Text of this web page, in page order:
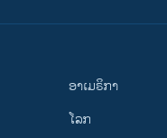
ອາເມຣິກາ
ໂລກ